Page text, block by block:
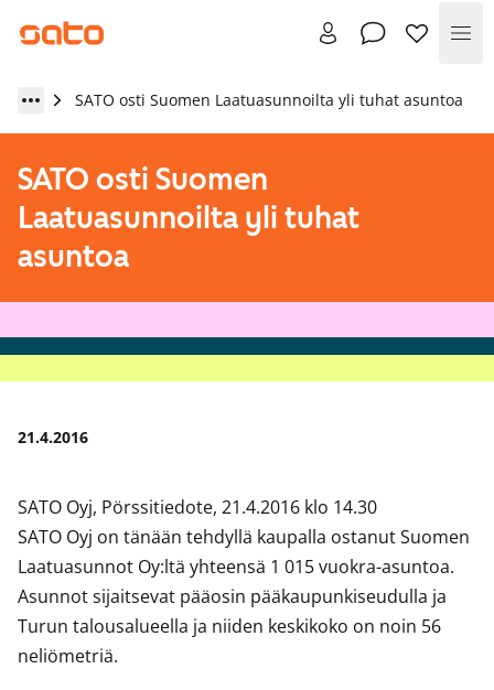
SATO osti Suomen Laatuasunnoilta yli tuhat asuntoa
SATO osti Suomen
Laatuasunnoilta yli tuhat
asuntoa
21.4.2016
SATO Oyj, Pörssitiedote, 21.4.2016 klo 14.30
SATO Oyj on tänään tehdyllä kaupalla ostanut Suomen
Laatuasunnot Oy:ltä yhteensä 1 015 vuokra-asuntoa.
Asunnot sijaitsevat pääosin pääkaupunkiseudulla ja
Turun talousalueella ja niiden keskikoko on noin 56
neliömetriä.